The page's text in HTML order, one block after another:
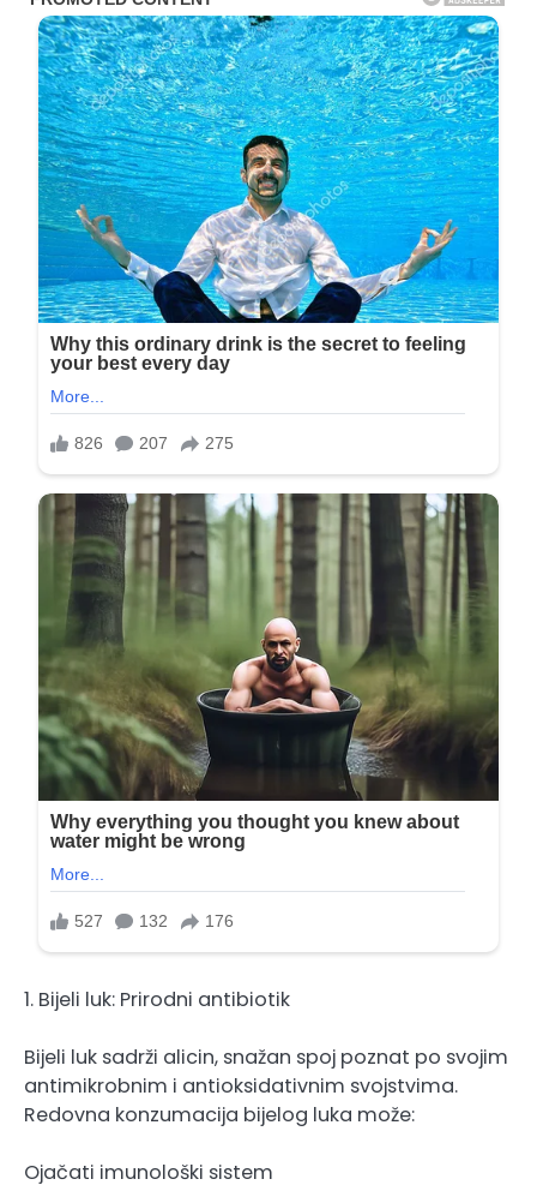
1. Bijeli luk: Prirodni antibiotik
Bijeli luk sadrži alicin, snažan spoj poznat po svojim
antimikrobnim i antioksidativnim svojstvima.
Redovna konzumacija bijelog luka može:
Ojačati imunološki sistem